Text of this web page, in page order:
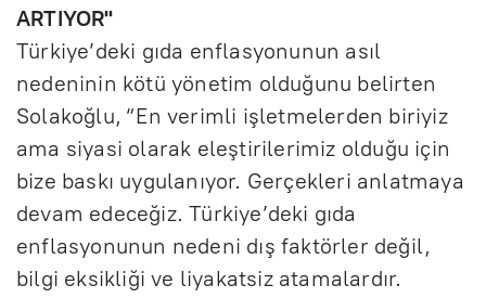
ARTIYOR"
Türkiye’deki gıda enflasyonunun asıl
nedeninin kötü yönetim olduğunu belirten
Solakoğlu, “En verimli işletmelerden biriyiz
ama siyasi olarak eleştirilerimiz olduğu için
bize baskı uygulanıyor. Gerçekleri anlatmaya
devam edeceğiz. Türkiye’deki gıda
enflasyonunun nedeni dış faktörler değil,
bilgi eksikliği ve liyakatsiz atamalardır.